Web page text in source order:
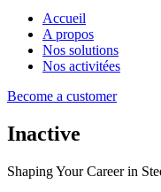
Accueil
A propos
Nos solutions
Nos activitées
Become a customer
Inactive
Shaping Your Career in